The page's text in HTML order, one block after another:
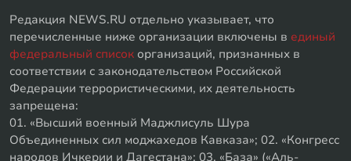
Редакция NEWS.RU отдельно указывает, что
перечисленные ниже организации включены в единый
федеральный список организаций, признанных в
соответствии с законодательством Российской
Федерации террористическими, их деятельность
запрещена:
01. «Высший военный Маджлисуль Шура
Объединенных сил моджахедов Кавказа»; 02. «Конгресс
народов Ичкерии и Дагестана»; 03. «База» («Аль-